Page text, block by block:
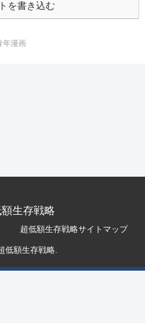
を書き込む
年漫画
生存戦略
超低額生存戦略サイトマップ
低額生存戦略.